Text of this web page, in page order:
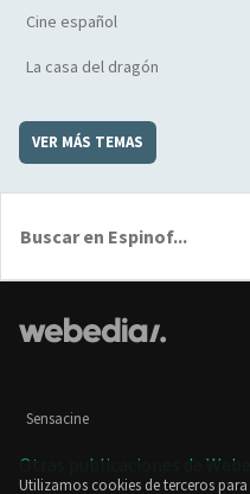
Cine español
La casa del dragón
VER MÁS TEMAS
Sensacine
Otras publicaciones de
Utilizamos cookies de terceros